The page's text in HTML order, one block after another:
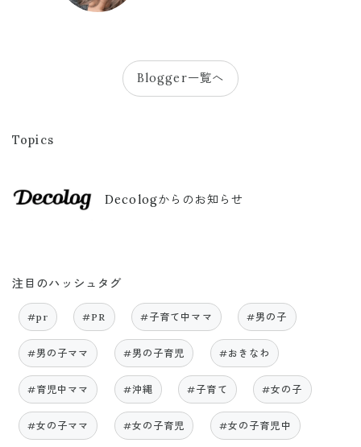
Blogger一覧へ
Topics
Decologからのお知らせ
注目のハッシュタグ
#pr #PR #子育て中ママ #男の子
#男の子ママ #男の子育児 #おきなわ
#育児中ママ #沖縄 #子育て #女の子
#女の子ママ #女の子育児 #女の子育児中